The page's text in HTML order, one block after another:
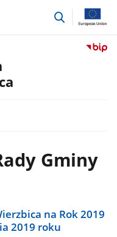
przejdź
Przejdź
Gminy
na Rok 2019
2019 roku